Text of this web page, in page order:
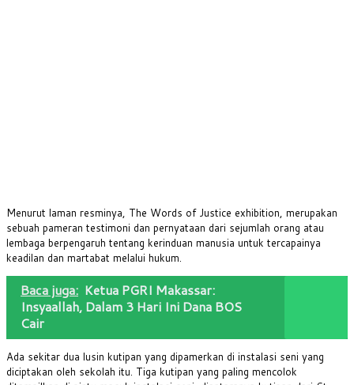
Menurut laman resminya, The Words of Justice exhibition, merupakan
sebuah pameran testimoni dan pernyataan dari sejumlah orang atau
lembaga berpengaruh tentang kerinduan manusia untuk tercapainya
keadilan dan martabat melalui hukum.
Baca juga: Ketua PGRI Makassar:
Insyaallah, Dalam 3 Hari Ini Dana BOS
Cair
Ada sekitar dua lusin kutipan yang dipamerkan di instalasi seni yang
diciptakan oleh sekolah itu. Tiga kutipan yang paling mencolok